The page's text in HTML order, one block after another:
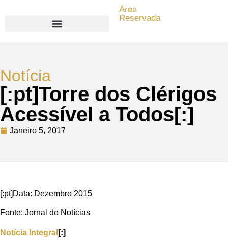
Área
Reservada
Notícia
[:pt]Torre dos Clérigos
Acessível a Todos[:]
Janeiro 5, 2017
[:pt]Data: Dezembro 2015
Fonte: Jornal de Notícias
Notícia Integral [:]